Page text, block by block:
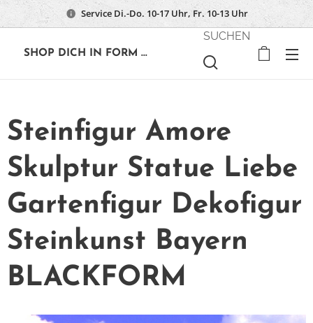
Service Di.-Do. 10-17 Uhr, Fr. 10-13 Uhr
SHOP DICH IN FORM ...
SUCHEN
Steinfigur Amore
Skulptur Statue Liebe
Gartenfigur Dekofigur
Steinkunst Bayern
BLACKFORM